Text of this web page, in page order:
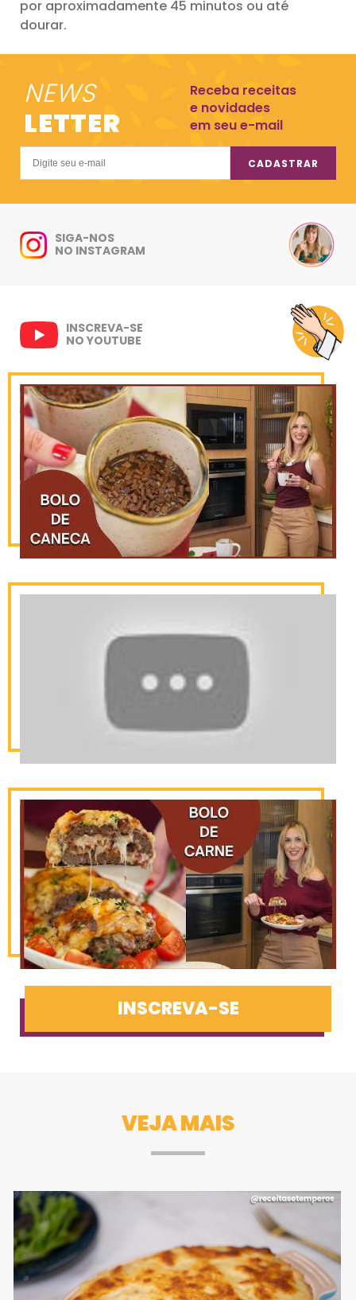
por aproximadamente 45 minutos ou até
dourar.
NEWS
LETTER
Receba receitas
e novidades
em seu e-mail
CADASTRAR
SIGA-NOS
NO INSTAGRAM
INSCREVA-SE
NO YOUTUBE
INSCREVA-SE
VEJA MAIS